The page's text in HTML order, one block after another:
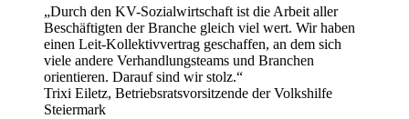
„Durch den KV-Sozialwirtschaft ist die Arbeit aller
Beschäftigten der Branche gleich viel wert. Wir haben
einen Leit-Kollektivvertrag geschaffen, an dem sich
viele andere Verhandlungsteams und Branchen
orientieren. Darauf sind wir stolz.“
Trixi Eiletz, Betriebsratsvorsitzende der Volkshilfe
Steiermark